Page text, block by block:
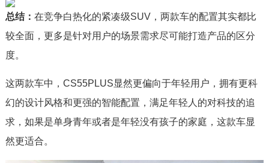
总结： 在竞争白热化的紧凑级SUV，两款车的配置其实都比
较全面，更多是针对用户的场景需求尽可能打造产品的区分
度。
这两款车中，CS55PLUS显然更偏向于年轻用户，拥有更科
幻的设计风格和更强的智能配置，满足年轻人的对科技的追
求，如果是单身青年或者是年轻没有孩子的家庭，这款车显
然更适合。